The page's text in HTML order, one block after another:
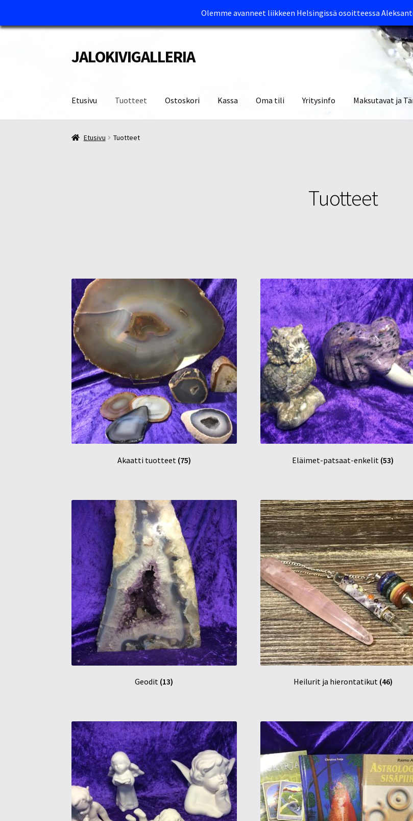
Olemme avanneet liikkeen Helsingissä osoitteessa
Siirry
navigointiin
Siirry
sisältöön
JALOKIVIGALLERIA
Etusivu Tuotteet Ostoskori Kassa Oma tili Yritysinfo Maksutavat ja
Etusivu Kassa Maksutavat ja Tärkeää tietää
Etusivu Tuotteet
Tuotteet
Akaatti tuotteet (75) Eläimet-patsaat-enkelit (53)
Geodit (13) Heilurit ja hierontatikut (46)